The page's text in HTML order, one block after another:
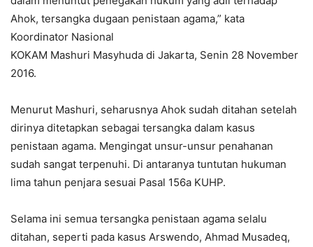
Ahok, tersangka dugaan penistaan agama,” kata
Koordinator Nasional
KOKAM Mashuri Masyhuda di Jakarta, Senin 28 November
2016.
Menurut Mashuri, seharusnya Ahok sudah ditahan setelah
dirinya ditetapkan sebagai tersangka dalam kasus
penistaan agama. Mengingat unsur-unsur penahanan
sudah sangat terpenuhi. Di antaranya tuntutan hukuman
lima tahun penjara sesuai Pasal 156a KUHP.
Selama ini semua tersangka penistaan agama selalu
ditahan, seperti pada kasus Arswendo, Ahmad Musadeq,